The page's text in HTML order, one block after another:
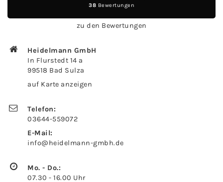
38 Be­wer­tun­gen
zu den Be­wer­tun­gen
Hei­del­mann GmbH
In Flur­stedt 14 a
99518 Bad Sulza
auf Karte an­zei­gen
Te­le­fon:
03644-559072
E-​Mail:
info@heidelmann-​gmbh.de
Mo. - Do.:
07.30 - 16.00 Uhr